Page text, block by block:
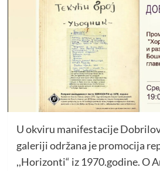
U okviru manifestacije
galeriji održana je promocija
,,Horizonti“ iz 1970.godine. O